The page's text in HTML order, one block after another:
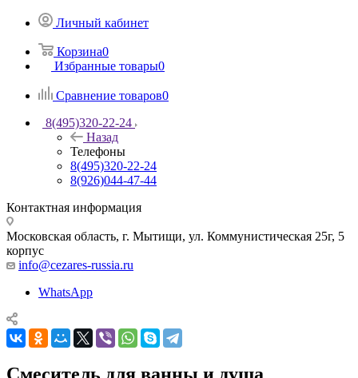
Личный кабинет
Корзина0
Избранные товары0
Сравнение товаров0
8(495)320-22-24
Назад
Телефоны
8(495)320-22-24
8(926)044-47-44
Контактная информация
Московская область, г. Мытищи, ул. Коммунистическая 25г, 5
корпус
info@cezares-russia.ru
WhatsApp